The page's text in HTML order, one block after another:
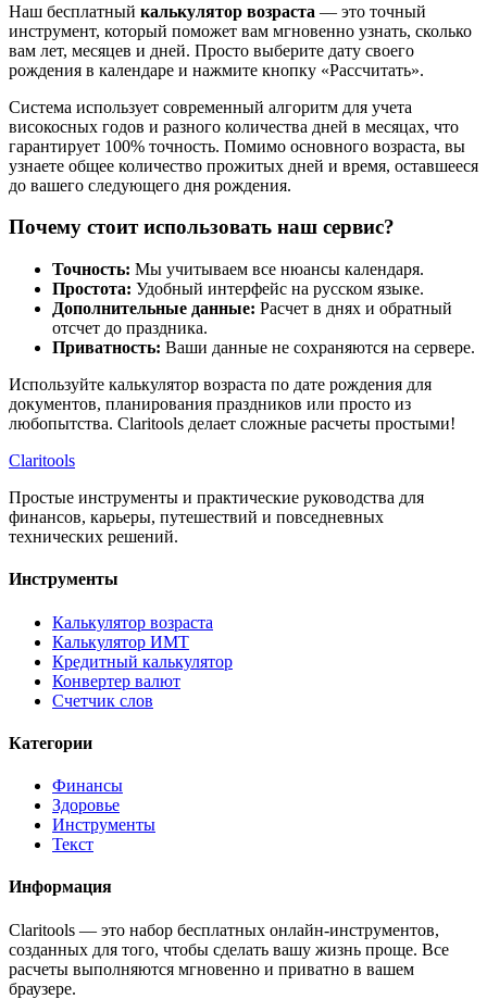
Наш бесплатный калькулятор возраста — это точный
инструмент, который поможет вам мгновенно узнать, сколько
вам лет, месяцев и дней. Просто выберите дату своего
рождения в календаре и нажмите кнопку «Рассчитать».
Система использует современный алгоритм для учета
високосных годов и разного количества дней в месяцах, что
гарантирует 100% точность. Помимо основного возраста, вы
узнаете общее количество прожитых дней и время, оставшееся
до вашего следующего дня рождения.
Почему стоит использовать наш сервис?
Точность: Мы учитываем все нюансы календаря.
Простота: Удобный интерфейс на русском языке.
Дополнительные данные: Расчет в днях и обратный
отсчет до праздника.
Приватность: Ваши данные не сохраняются на сервере.
Используйте калькулятор возраста по дате рождения для
документов, планирования праздников или просто из
любопытства. Claritools делает сложные расчеты простыми!
Claritools
Простые инструменты и практические руководства для
финансов, карьеры, путешествий и повседневных
технических решений.
Инструменты
Калькулятор возраста
Калькулятор ИМТ
Кредитный калькулятор
Конвертер валют
Счетчик слов
Категории
Финансы
Здоровье
Инструменты
Текст
Информация
Claritools — это набор бесплатных онлайн-инструментов,
созданных для того, чтобы сделать вашу жизнь проще. Все
расчеты выполняются мгновенно и приватно в вашем
браузере.